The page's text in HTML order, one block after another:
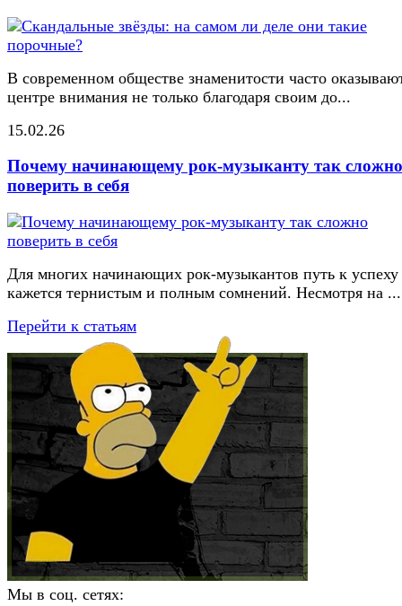
В современном обществе знаменитости часто
центре внимания не только благодаря своим до...
15.02.26
Почему начинающему рок-музыканту так сложно
поверить в себя
Для многих начинающих рок-музыкантов путь к успеху
кажется тернистым и полным сомнений. Несмотря на ...
Перейти к статьям
Мы в соц. сетях: